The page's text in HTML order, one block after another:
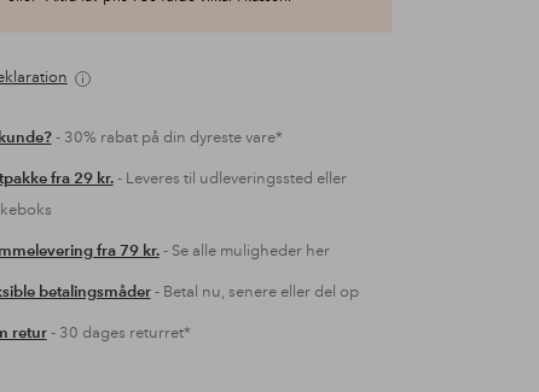
- 30% rabat på din dyreste vare*
fra 29 kr.- Leveres til udleveringssted eller
fra 79 kr.- Se alle muligheder her
betalingsmåder- Betal nu, senere eller del op
retur- 30 dages returret*